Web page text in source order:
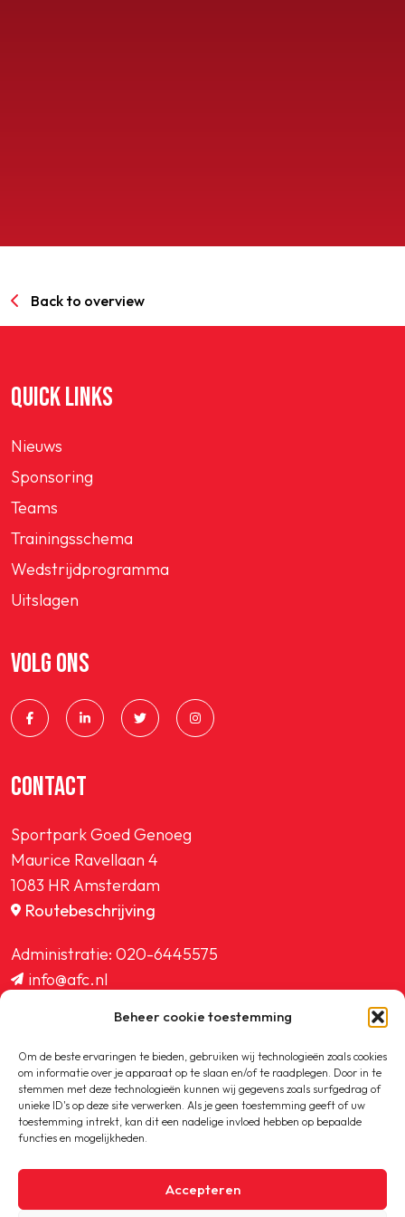
Beheer cookie toestemming
Om de beste ervaringen te bieden, gebruiken wij technologieën zoals cookies
om informatie over je apparaat op te slaan en/of te raadplegen. Door in te
stemmen met deze technologieën kunnen wij gegevens zoals surfgedrag of
unieke ID's op deze site verwerken. Als je geen toestemming geeft of uw
toestemming intrekt, kan dit een nadelige invloed hebben op bepaalde
functies en mogelijkheden.
Accepteren
Back to overview
QUICK LINKS
Nieuws
Sponsoring
Teams
Trainingsschema
Wedstrijdprogramma
Uitslagen
VOLG ONS
CONTACT
Sportpark Goed Genoeg
Maurice Ravellaan 4
1083 HR Amsterdam
Routebeschrijving
Administratie: 020-6445575
info@afc.nl
ledenadministratie@afc.nl
Copyright © 2020-2026 AFC